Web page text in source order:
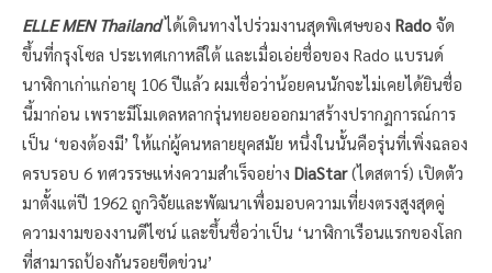
ELLE MEN Thailandได้เดินทางไปร่วมงานสุดพิเศษของ Rado จัด
ขึ้นที่กรุงโซล ประเทศเกาหลีใต้ และเมื่อเอ่ยชื่อของ Rado แบรนด์
นาฬิกาเก่าแก่อายุ 106 ปีแล้ว ผมเชื่อว่าน้อยคนนักจะไม่เคยได้ยินชื่อ
นี้มาก่อน เพราะมีโมเดลหลากรุ่นทยอยออกมาสร้างปรากฏการณ์การ
เป็น ‘ของต้องมี’ ให้แก่ผู้คนหลายยุคสมัย หนึ่งในนั้นคือรุ่นที่เพิ่งฉลอง
ครบรอบ 6 ทศวรรษแห่งความสำเร็จอย่าง DiaStar(ไดสตาร์) เปิดตัว
มาตั้งแต่ปี 1962 ถูกวิจัยและพัฒนาเพื่อมอบความเที่ยงตรงสูงสุดคู่
ความงามของงานดีไซน์ และขึ้นชื่อว่าเป็น ‘นาฬิกาเรือนแรกของโลก
ที่สามารถป้องกันรอยขีดข่วน’